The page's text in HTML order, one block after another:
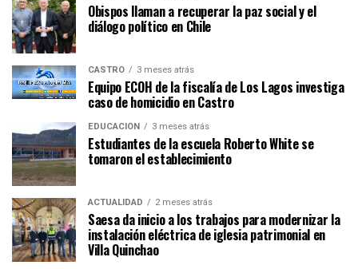
Obispos llaman a recuperar la paz social y el
diálogo político en Chile
CASTRO 3 meses atrás
Equipo ECOH de la fiscalía de Los Lagos investiga
caso de homicidio en Castro
EDUCACIÓN 3 meses atrás
Estudiantes de la escuela Roberto White se
tomaron el establecimiento
ACTUALIDAD 2 meses atrás
Saesa da inicio a los trabajos para modernizar la
instalación eléctrica de iglesia patrimonial en
Villa Quinchao